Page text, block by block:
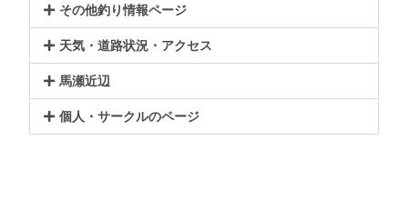
その他釣り情報ページ
天気・道路状況・アクセス
馬瀬近辺
個人・サークルのページ